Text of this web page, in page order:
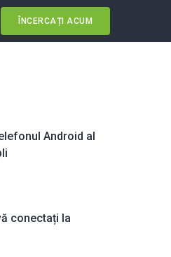
ÎNCERCAȚI ACUM
Android al
conectați la